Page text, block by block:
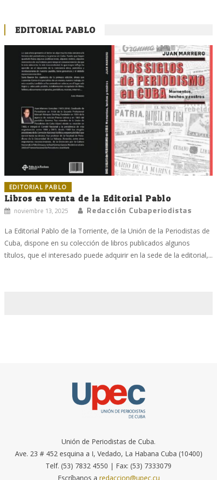
EDITORIAL PABLO
EDITORIAL PABLO
Libros en venta de la Editorial Pablo
noviembre 13, 2025 Redacción Cubaperiodistas
La Editorial Pablo de la Torriente, de la Unión de la Periodistas de
Cuba, dispone en su colección de libros publicados algunos
títulos, que el interesado puede adquirir en la sede de la editorial,...
Unión de Periodistas de Cuba.
Ave. 23 # 452 esquina a I, Vedado, La Habana Cuba (10400)
Telf. (53) 7832 4550 | Fax: (53) 7333079
Escríbanos a redaccion@upec.cu